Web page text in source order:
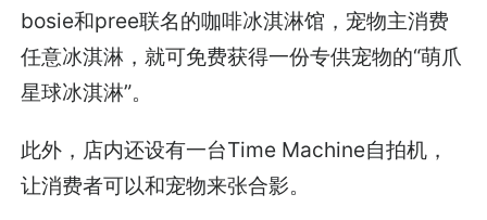
bosie和pree联名的咖啡冰淇淋馆，宠物主消费
任意冰淇淋，就可免费获得一份专供宠物的“萌爪
星球冰淇淋”。
此外，店内还设有一台Time Machine自拍机，
让消费者可以和宠物来张合影。